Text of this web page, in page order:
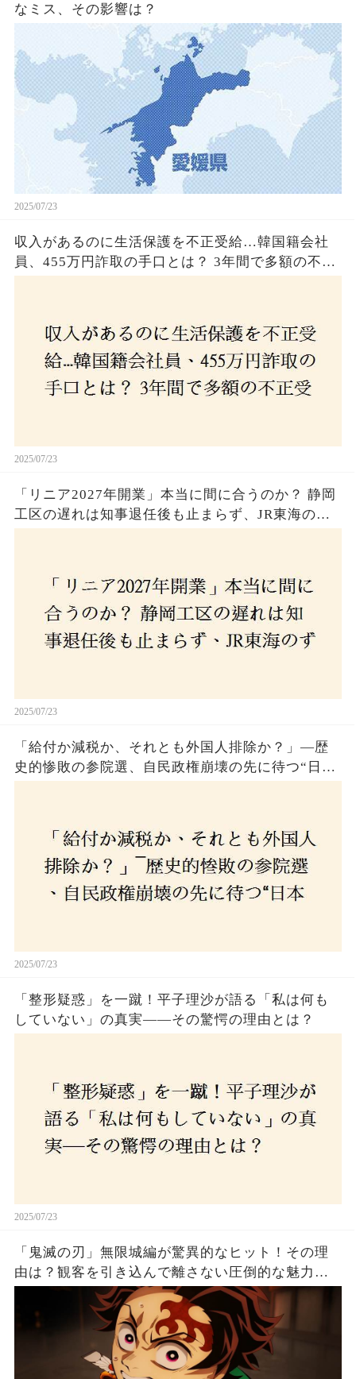
なミス、その影響は？
2025/07/23
収入があるのに生活保護を不正受給…韓国籍会社
員、455万円詐取の手口とは？ 3年間で多額の不正
2025/07/23
「リニア2027年開業」本当に間に合うのか？ 静岡
工区の遅れは知事退任後も止まらず、JR東海のず
2025/07/23
「給付か減税か、それとも外国人排除か？」―歴
史的惨敗の参院選、自民政権崩壊の先に待つ“日本
2025/07/23
「整形疑惑」を一蹴！平子理沙が語る「私は何も
していない」の真実——その驚愕の理由とは？
2025/07/23
「鬼滅の刃」無限城編が驚異的なヒット！その理
由は？観客を引き込んで離さない圧倒的な魅力と